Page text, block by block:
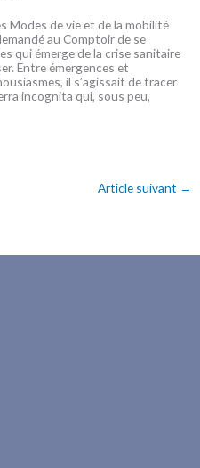
Modes de vie et de la mobilité
au Comptoir de se
qui émerge de la crise sanitaire
Entre émergences et
il s’agissait de tracer
incognita qui, sous peu,
Article suivant →